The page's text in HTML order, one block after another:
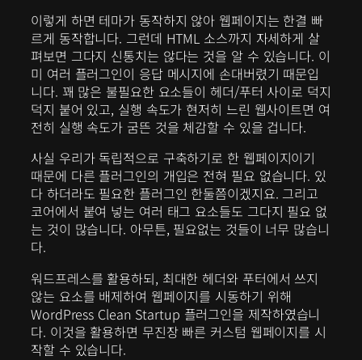
이렇게 하면 테마가 동작하지 않아 웹페이지는 한결 빠
르게 동작합니다. 그런데 HTML 소스까지 자세하게 살
펴보면 그다지 신통치는 않다는 것을 알 수 있습니다. 이
미 여러 플러그인이 응답 메시지에 손대버렸기 때문입
니다. 꽤 많은 불필요한 요소들이 헤더/푸터 사이로 덕지
덕지 붙어 있고, 실행 속도가 현저히 느린 웹사이트면 여
전히 실행 속도가 굼뜬 것을 체감할 수 있을 겁니다.
사실 우리가 독립적으로 구축하기로 한 웹페이지이기
때문에 다른 플러그인의 개입은 전혀 필요 없습니다. 있
다 하더라도 필요한 플러그인 한둘쯤이겠지요. 그리고
코어에서 붙여 넣는 여러 태그 요소들도 그다지 필요 없
는 것이 많습니다. 아무튼, 필요없는 것들이 너무 많습니
다.
워드프레스를 활용하되, 최대한 헤더와 푸터에서 쓰지
않는 요소를 배제하여 웹페이지를 시동하기 위해
WordPress Clean Startup 플러그인을 제작하였습니
다. 이것을 활용하면 무진장 빠른 커스텀 웹페이지를 시
작할 수 있습니다.